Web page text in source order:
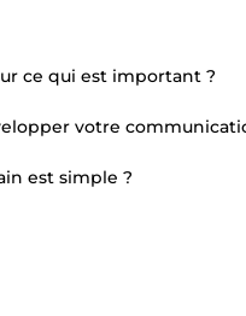
ce qui est important ?
votre
est simple ?